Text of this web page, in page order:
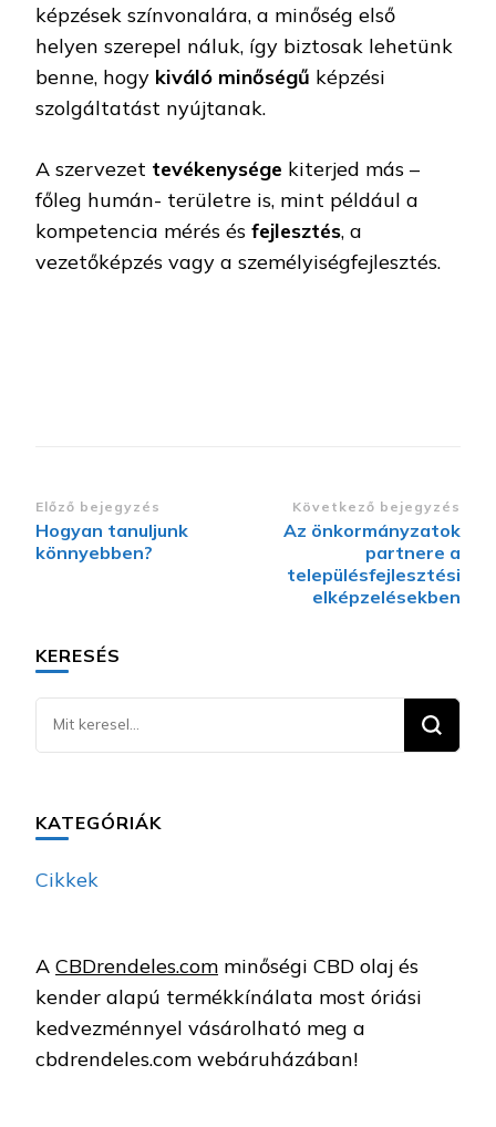
képzések színvonalára, a minőség első
helyen szerepel náluk, így biztosak lehetünk
benne, hogy kiváló minőségű képzési
szolgáltatást nyújtanak.
A szervezet tevékenysége kiterjed más –
főleg humán- területre is, mint például a
kompetencia mérés és fejlesztés, a
vezetőképzés vagy a személyiségfejlesztés.
Bejegyzések
navigációja
Előző bejegyzés
Hogyan tanuljunk
könnyebben?
Következő bejegyzés
Az önkormányzatok
partnere a
településfejlesztési
elképzelésekben
KERESÉS
Keresel
valamit?
KATEGÓRIÁK
Cikkek
A CBDrendeles.com minőségi CBD olaj és
kender alapú termékkínálata most óriási
kedvezménnyel vásárolható meg a
cbdrendeles.com webáruházában!